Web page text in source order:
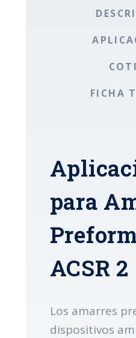
FICHA
para
ACSR 2
Los amarres
dispositivos